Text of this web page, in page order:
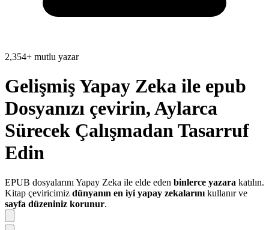
2,354+ mutlu yazar
Gelişmiş Yapay Zeka ile epub
Dosyanızı çevirin,Aylarca
Sürecek ÇalışmadanTasarruf
Edin
EPUB dosyalarını Yapay Zeka ile elde eden binlerce yazara katılın.
Kitap çeviricimiz dünyanın en iyi yapay zekalarını kullanır ve
sayfa düzeniniz korunur.